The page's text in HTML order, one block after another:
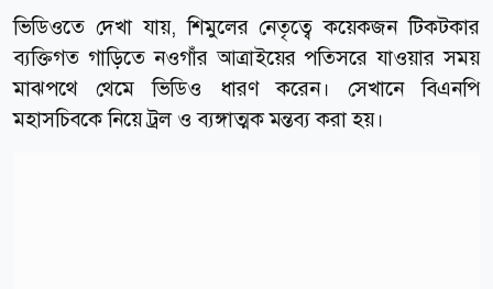
ভিডিওতে দেখা যায়, শিমুলের নেতৃত্বে কয়েকজন টিকটকার
ব্যক্তিগত গাড়িতে নওগাঁর আত্রাইয়ের পতিসরে যাওয়ার সময়
মাঝপথে থেমে ভিডিও ধারণ করেন। সেখানে বিএনপি
মহাসচিবকে নিয়ে ট্রল ও ব্যঙ্গাত্মক মন্তব্য করা হয়।